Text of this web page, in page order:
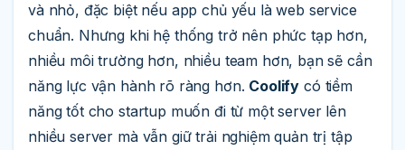
và nhỏ, đặc biệt nếu app chủ yếu là web service
chuẩn. Nhưng khi hệ thống trở nên phức tạp hơn,
nhiều môi trường hơn, nhiều team hơn, bạn sẽ cần
năng lực vận hành rõ ràng hơn. Coolify có tiềm
năng tốt cho startup muốn đi từ một server lên
nhiều server mà vẫn giữ trải nghiệm quản trị tập